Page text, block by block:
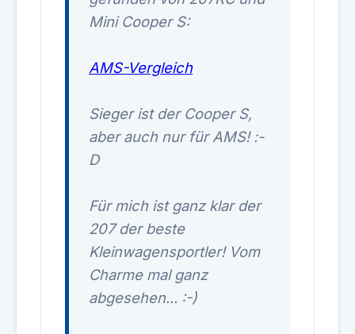
Mini Cooper S:
AMS-Vergleich
Sieger ist der Cooper S,
aber auch nur für AMS! :-
D
Für mich ist ganz klar der
207 der beste
Kleinwagensportler! Vom
Charme mal ganz
abgesehen... :-)